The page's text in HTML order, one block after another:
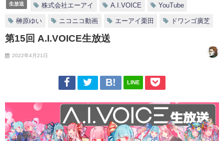
生放送 株式会社エーアイ A.I.VOICE YouTube
榊原ゆい ニコニコ動画 エーアイ栗田 ドワンゴ廣芝
第15回 A.I.VOICE生放送
2022年4月21日
LINE